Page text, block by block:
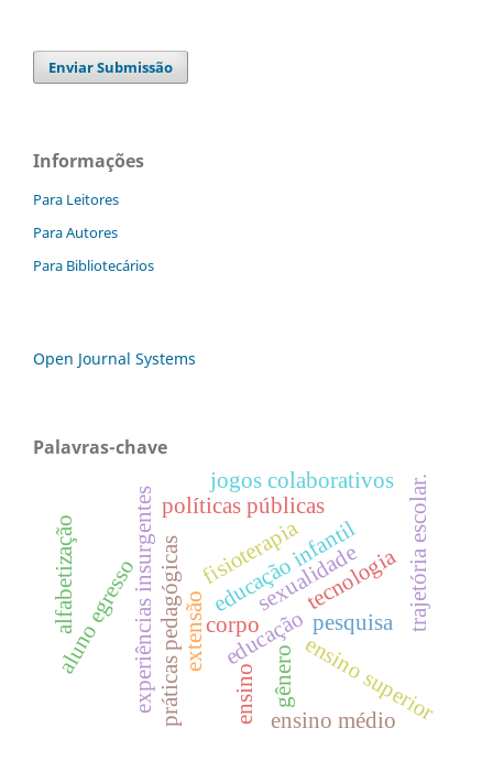
Enviar Submissão
Informações
Para Leitores
Para Autores
Para Bibliotecários
Open Journal Systems
Palavras-chave
educação
corpo
ensino
pesquisa
extensão
práticas pedagógicas
experiências insurgentes educação infantil
políticas públicas trajetória escolar.
ensino superior
aluno egresso
fisioterapia
alfabetização
gênero
sexualidade
tecnologia
jogos colaborativos
ensino médio